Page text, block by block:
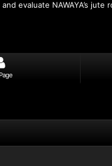
evaluate NAWAYA’s